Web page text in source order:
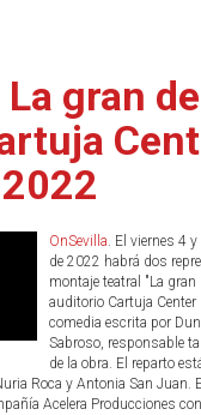
gran
OnSevilla. El viernes 4
de 2022 habrá dos
montaje teatral "La gran
auditorio Cartuja Center
comedia escrita por
Sabroso, responsable
de la obra. El reparto
Roca y Antonia San Juan.
Acelera Producciones